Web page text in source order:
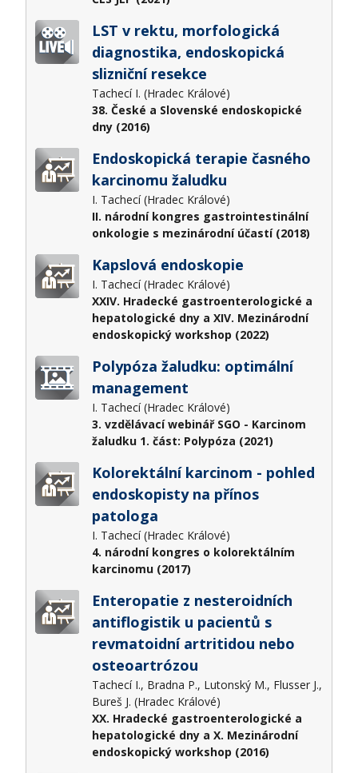
LST v rektu, morfologická
diagnostika, endoskopická
slizniční resekce
Tachecí I. (Hradec Králové)
38. České a Slovenské endoskopické
dny (2016)
Endoskopická terapie časného
karcinomu žaludku
I. Tachecí (Hradec Králové)
II. národní kongres gastrointestinální
onkologie s mezinárodní účastí (2018)
Kapslová endoskopie
I. Tachecí (Hradec Králové)
XXIV. Hradecké gastroenterologické a
hepatologické dny a XIV. Mezinárodní
endoskopický workshop (2022)
Polypóza žaludku: optimální
management
I. Tachecí (Hradec Králové)
3. vzdělávací webinář SGO - Karcinom
žaludku 1. část: Polypóza (2021)
Kolorektální karcinom - pohled
endoskopisty na přínos
patologa
I. Tachecí (Hradec Králové)
4. národní kongres o kolorektálním
karcinomu (2017)
Enteropatie z nesteroidních
antiflogistik u pacientů s
revmatoidní artritidou nebo
osteoartrózou
Tachecí I., Bradna P., Lutonský M., Flusser J.,
Bureš J. (Hradec Králové)
XX. Hradecké gastroenterologické a
hepatologické dny a X. Mezinárodní
endoskopický workshop (2016)